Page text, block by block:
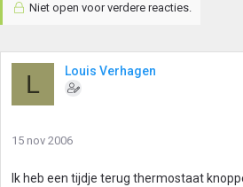
Niet open voor verdere reacties.
L Louis Verhagen
15 nov 2006
Ik heb een tijdje terug thermostaat